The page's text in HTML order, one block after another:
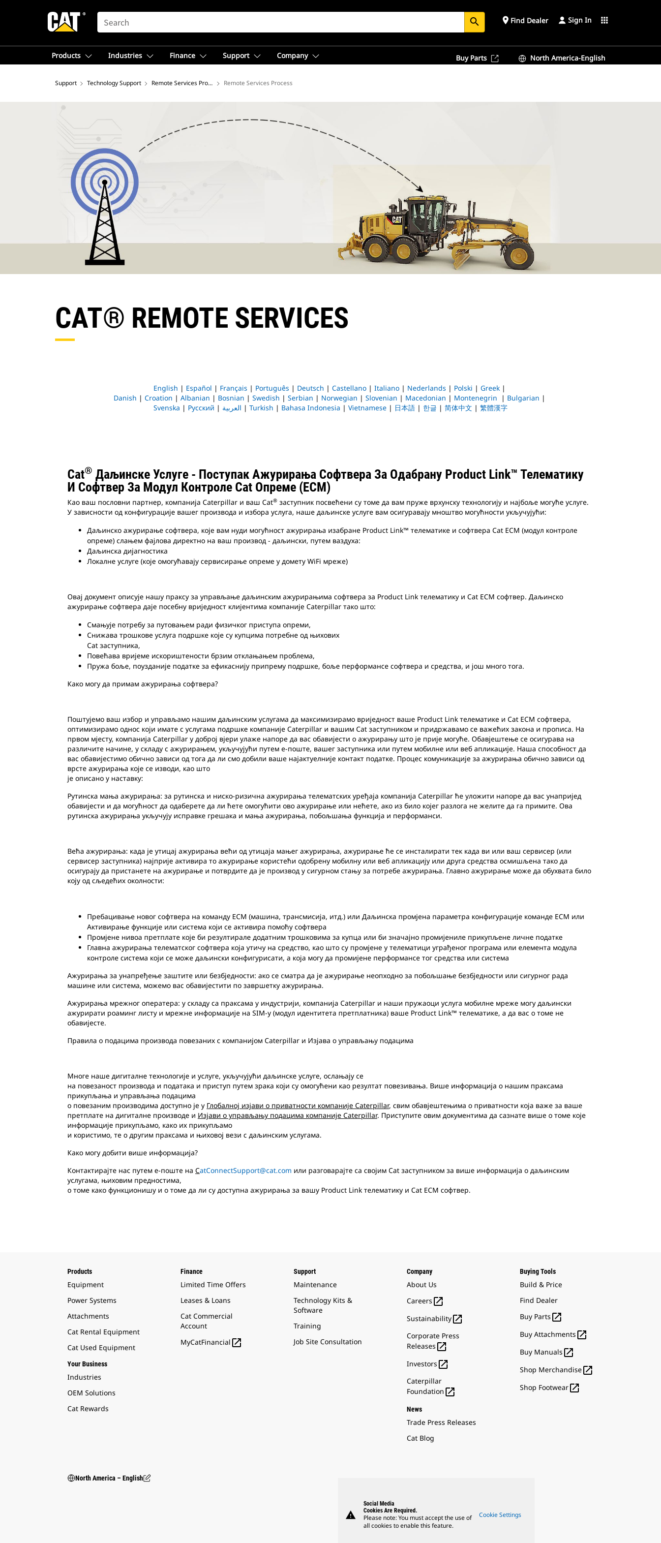
SEARCH search place Find Dealer Sign In apps
Products Industries Finance Support Company Buy Parts North America-English
Support Technology Support Remote Services Process Remote Services Process
CAT® REMOTE SERVICES
English | Español | Français | Português | Deutsch | Castellano | Italiano | Nederlands | Polski | Greek |
Danish | Croation | Albanian | Bosnian | Swedish | Serbian | Norwegian | Slovenian | Macedonian | Montenegrin | Bulgarian |
Svenska | Русский | العربية | Turkish | Bahasa Indonesia | Vietnamese | 日本語 | 한글 | 简体中文 | 繁體漢字
Cat® Даљинске Услуге - Поступак Ажурирања Софтвера За Одабрану Product Link™ Телематику
И Софтвер За Модул Контроле Cat Опреме (ECM)
Као ваш пословни партнер, компанија Caterpillar и ваш Cat® заступник посвећени су томе да вам пруже врхунску технологију и најбоље могуће услуге.
У зависности од конфигурације вашег производа и избора услуга, наше даљинске услуге вам осигуравају мноштво могућности укључујући:
Даљинско ажурирање софтвера, које вам нуди могућност ажурирања изабране Product Link™ телематике и софтвера Cat ECM (модул контроле
опреме) слањем фајлова директно на ваш производ - даљински, путем ваздуха:
Даљинска дијагностика
Локалне услуге (које омогућавају сервисирање опреме у домету WiFi мреже)
Овај документ описује нашу праксу за управљање даљинским ажурирањима софтвера за Product Link телематику и Cat ECM софтвер. Даљинско
ажурирање софтвера даје посебну вриједност клијентима компаније Caterpillar тако што:
Смањује потребу за путовањем ради физичког приступа опреми,
Снижава трошкове услуга подршке које су купцима потребне од њихових
Cat заступника,
Повећава вријеме искориштености брзим отклањањем проблема,
Пружа боље, поузданије податке за ефикаснију припрему подршке, боље перформансе софтвера и средства, и још много тога.
Како могу да примам ажурирања софтвера?
Поштујемо ваш избор и управљамо нашим даљинским услугама да максимизирамо вриједност ваше Product Link телематике и Cat ECM софтвера,
оптимизирамо однос који имате с услугама подршке компаније Caterpillar и вашим Cat заступником и придржавамо се важећих закона и прописа. На
првом мјесту, компанија Caterpillar у доброј вјери улаже напоре да вас обавијести о ажурирању што је прије могуће. Обавјештење се осигурава на
различите начине, у складу с ажурирањем, укључујући путем е-поште, вашег заступника или путем мобилне или веб апликације. Наша способност да
вас обавијестимо обично зависи од тога да ли смо добили ваше најактуелније контакт податке. Процес комуникације за ажурирања обично зависи од
врсте ажурирања које се изводи, као што
је описано у наставку:
Рутинска мања ажурирања: за рутинска и ниско-ризична ажурирања телематских уређаја компанија Caterpillar ће уложити напоре да вас унапријед
обавијести и да могућност да одаберете да ли ћете омогућити ово ажурирање или нећете, ако из било којег разлога не желите да га примите. Ова
рутинска ажурирања укључују исправке грешака и мања ажурирања, побољшања функција и перформанси.
Већа ажурирања: када је утицај ажурирања већи од утицаја мањег ажурирања, ажурирање ће се инсталирати тек када ви или ваш сервисер (или
сервисер заступника) најприје активира то ажурирање користећи одобрену мобилну или веб апликацију или друга средства осмишљена тако да
осигурају да пристанете на ажурирање и потврдите да је производ у сигурном стању за потребе ажурирања. Главно ажурирање може да обухвата било
коју од сљедећих околности:
Пребацивање новог софтвера на команду ECM (машина, трансмисија, итд.) или Даљинска промјена параметра конфигурације команде ECM или
Активирање функције или система који се активира помоћу софтвера
Промјене нивоа претплате које би резултирале додатним трошковима за купца или би значајно промијениле прикупљене личне податке
Главна ажурирања телематског софтвера која утичу на средство, као што су промјене у телематици уграђеног програма или елемента модула
контроле система који се може даљински конфигурисати, а која могу да промијене перформансе тог средства или система
Ажурирања за унапређење заштите или безбједности: ако се сматра да је ажурирање неопходно за побољшање безбједности или сигурног рада
машине или система, можемо вас обавијестити по завршетку ажурирања.
Ажурирања мрежног оператера: у складу са праксама у индустрији, компанија Caterpillar и наши пружаоци услуга мобилне мреже могу даљински
ажурирати роаминг листу и мрежне информације на SIM-у (модул идентитета претплатника) ваше Product Link™ телематике, а да вас о томе не
обавијесте.
Правила о подацима производа повезаних с компанијом Caterpillar и Изјава о управљању подацима
Многе наше дигиталне технологије и услуге, укључујући даљинске услуге, ослањају се
на повезаност производа и података и приступ путем зрака који су омогућени као резултат повезивања. Више информација о нашим праксама
прикупљања и управљања подацима
о повезаним производима доступно је у Глобалној изјави о приватности компаније Caterpillar, свим обавјештењима о приватности која важе за ваше
претплате на дигиталне производе и Изјави о управљању подацима компаније Caterpillar. Приступите овим документима да сазнате више о томе које
информације прикупљамо, како их прикупљамо
и користимо, те о другим праксама и њиховој вези с даљинским услугама.
Како могу добити више информација?
Контактирајте нас путем е-поште на CatConnectSupport@cat.com или разговарајте са својим Cat заступником за више информација о даљинским
услугама, њиховим предностима,
о томе како функционишу и о томе да ли су доступна ажурирања за вашу Product Link телематику и Cat ECM софтвер.
Products
Equipment
Power Systems
Attachments
Cat Rental Equipment
Cat Used Equipment
Your Business
Industries
OEM Solutions
Cat Rewards
Finance
Limited Time Offers
Leases & Loans
Cat Commercial
Account
MyCatFinancial 
Support
Maintenance
Technology Kits &
Software
Training
Job Site Consultation
Company
About Us
Careers 
Sustainability
Corporate Press
Releases 
Investors 
Caterpillar
Foundation 
News
Trade Press Releases
Cat Blog
Buying Tools
Build & Price
Find Dealer
Buy Parts 
Buy Attachments 
Buy Manuals 
Shop Merchandise
Shop Footwear
North America – English
warning
Social Media
Cookies Are Required.
Please note: You must accept the use of
all cookies to enable this feature.
Cookie Settings